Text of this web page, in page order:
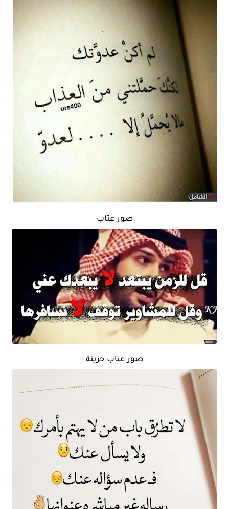
صور عتاب
صور عتاب حزينة